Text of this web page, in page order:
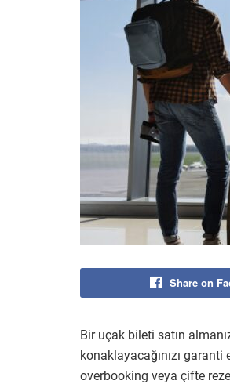
Share on
Bir uçak bileti satın
konaklayacağınızı
overbooking veya çifte